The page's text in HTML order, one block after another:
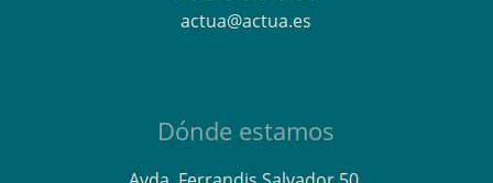
actua@actua.es
Dónde estamos